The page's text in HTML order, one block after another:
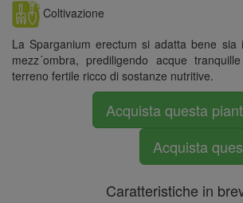
Coltivazione
La Sparganium erectum si adatta bene
mezz´ombra, prediligendo acque
terreno fertile ricco di sostanze nutritive.
Acquista questa
Acquista
Caratteristiche in